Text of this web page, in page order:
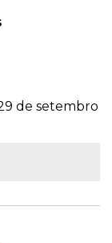
de setembro